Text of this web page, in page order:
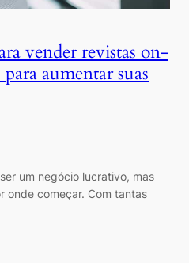
vender revistas on-
aumentar suas
um negócio lucrativo, mas
onde começar. Com tantas